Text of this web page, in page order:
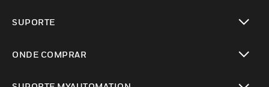
SUPORTE
ONDE COMPRAR